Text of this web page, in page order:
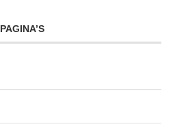
PAGINA’S